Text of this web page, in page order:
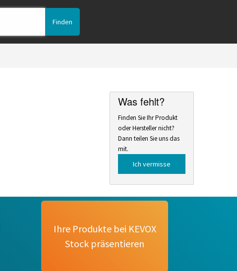
Was fehlt?
Finden Sie Ihr Produkt
oder Hersteller nicht?
Dann teilen Sie uns das
mit.
Ich vermisse
Ihre Produkte bei KEVOX
Stock präsentieren